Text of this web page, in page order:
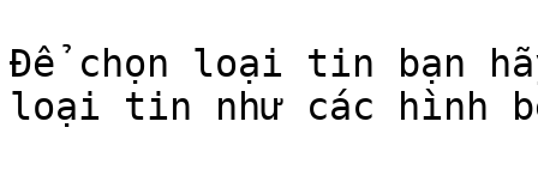
Để chọn loại tin bạn
loại tin như các hình